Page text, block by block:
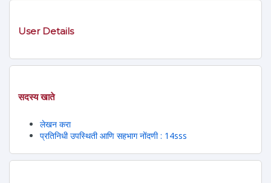
User Details
सदस्य खाते
लेखन करा
प्रतिनिधी उपस्थिती आणि सहभाग नोंदणी : 14sss